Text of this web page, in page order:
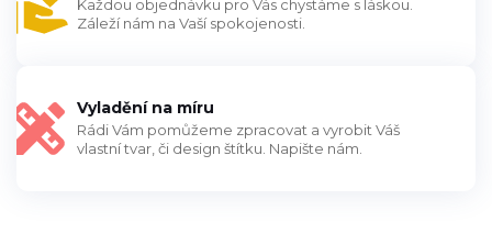
Každou objednávku pro Vás chystáme s láskou.
Záleží nám na Vaší spokojenosti.
Vyladění na míru
Rádi Vám pomůžeme zpracovat a vyrobit Váš
vlastní tvar, či design štítku. Napište nám.